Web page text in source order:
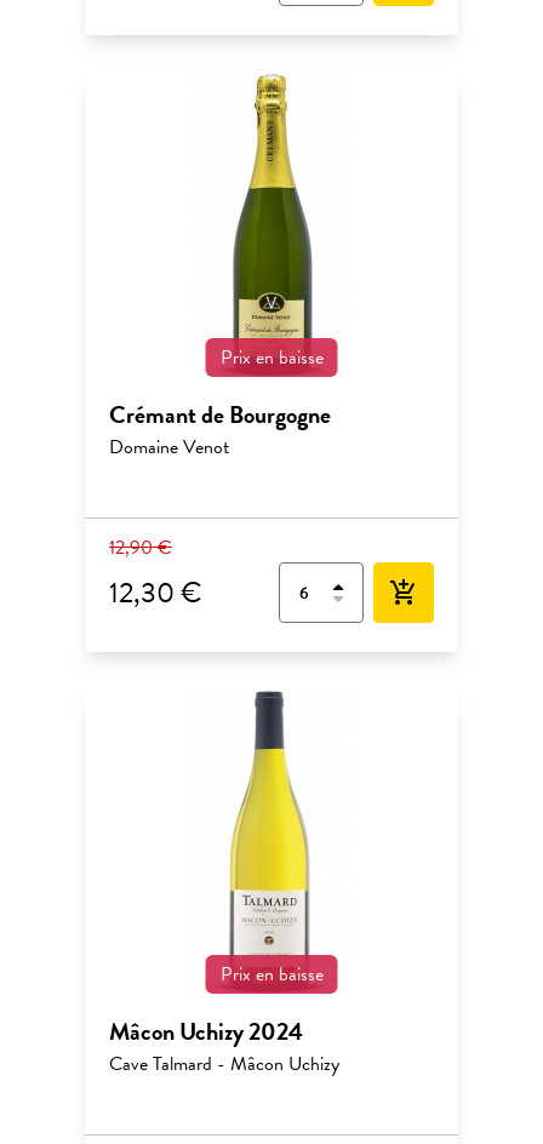
Prix en baisse
Crémant de Bourgogne
Domaine Venot
12,90 €
12,30 € add_shopping_cart
Prix en baisse
Mâcon Uchizy 2024
Cave Talmard - Mâcon Uchizy